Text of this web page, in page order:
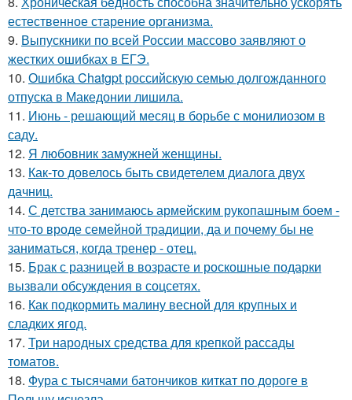
естественное старение организма.
9. Выпускники по всей России массово заявляют о
жестких ошибках в ЕГЭ.
10. Ошибка Chatgpt российскую семью долгожданного
отпуска в Македонии лишила.
11. Июнь - решающий месяц в борьбе с монилиозом в
саду.
12. Я любовник замужней женщины.
13. Как-то довелось быть свидетелем диалога двух
дачниц.
14. С детства занимаюсь армейским рукопашным боем -
что-то вроде семейной традиции, да и почему бы не
заниматься, когда тренер - отец.
15. Брак с разницей в возрасте и роскошные подарки
вызвали обсуждения в соцсетях.
16. Как подкормить малину весной для крупных и
сладких ягод.
17. Три народных средства для крепкой рассады
томатов.
18. Фура с тысячами батончиков киткат по дороге в